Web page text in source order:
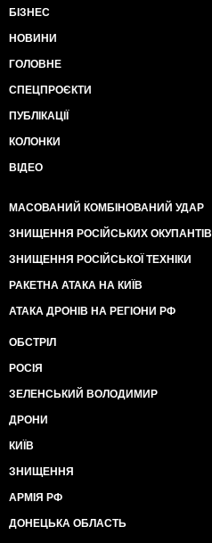
БІЗНЕС
НОВИНИ
ГОЛОВНЕ
СПЕЦПРОЄКТИ
ПУБЛІКАЦІЇ
КОЛОНКИ
ВІДЕО
МАСОВАНИЙ КОМБІНОВАНИЙ УДАР
ЗНИЩЕННЯ РОСІЙСЬКИХ ОКУПАНТІВ
ЗНИЩЕННЯ РОСІЙСЬКОЇ ТЕХНІКИ
РАКЕТНА АТАКА НА КИЇВ
АТАКА ДРОНІВ НА РЕГІОНИ РФ
ОБСТРІЛ
РОСІЯ
ЗЕЛЕНСЬКИЙ ВОЛОДИМИР
ДРОНИ
КИЇВ
ЗНИЩЕННЯ
АРМІЯ РФ
ДОНЕЦЬКА ОБЛАСТЬ